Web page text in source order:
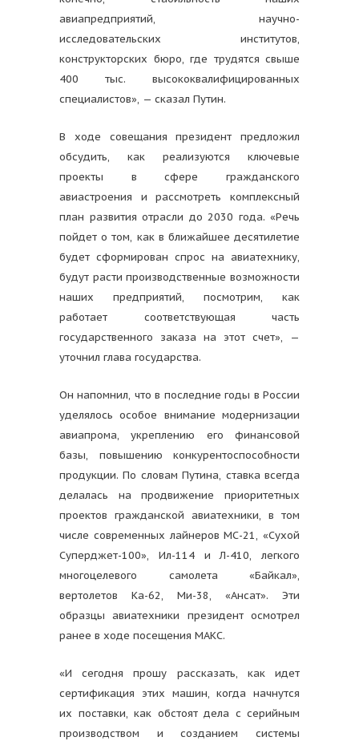
авиапредприятий, научно-
исследовательских институтов,
конструкторских бюро, где трудятся свыше
400 тыс. высококвалифицированных
специалистов», — сказал Путин.
В ходе совещания президент предложил
обсудить, как реализуются ключевые
проекты в сфере гражданского
авиастроения и рассмотреть комплексный
план развития отрасли до 2030 года. «Речь
пойдет о том, как в ближайшее десятилетие
будет сформирован спрос на авиатехнику,
будут расти производственные возможности
наших предприятий, посмотрим, как
работает соответствующая часть
государственного заказа на этот счет», —
уточнил глава государства.
Он напомнил, что в последние годы в России
уделялось особое внимание модернизации
авиапрома, укреплению его финансовой
базы, повышению конкурентоспособности
продукции. По словам Путина, ставка всегда
делалась на продвижение приоритетных
проектов гражданской авиатехники, в том
числе современных лайнеров МС-21, «Сухой
Суперджет-100», Ил-114 и Л-410, легкого
многоцелевого самолета «Байкал»,
вертолетов Ка-62, Ми-38, «Ансат». Эти
образцы авиатехники президент осмотрел
ранее в ходе посещения МАКС.
«И сегодня прошу рассказать, как идет
сертификация этих машин, когда начнутся
их поставки, как обстоят дела с серийным
производством и созданием системы